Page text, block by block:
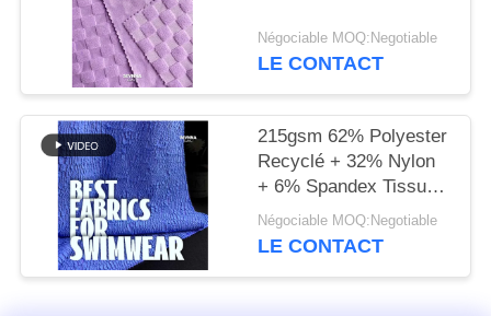
Négociable MOQ:Negotiable
LE CONTACT
215gsm 62% Polyester
Recyclé + 32% Nylon
+ 6% Spandex Tissu
Maillot de Bain Recyclé
RT-4646
Négociable MOQ:Negotiable
LE CONTACT